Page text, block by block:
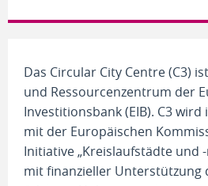
Das Circular City Centre (C3)
und Ressourcenzentrum der
Investitionsbank (EIB). C3
mit der Europäischen
Initiative „Kreislaufstädte und -
mit finanzieller Unterstützung